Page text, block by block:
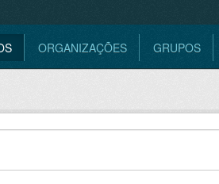
ORGANIZAÇÕES GRUPOS